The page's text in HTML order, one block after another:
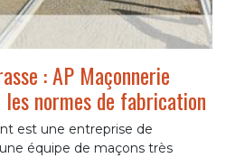
: AP Maçonnerie
normes de fabrication
est une entreprise de
équipe de maçons très